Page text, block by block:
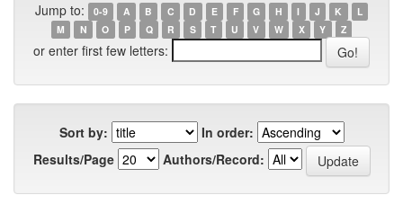
Jump to: 0-9 A B C D E F G H I J K
L
M
N O P Q R S T U V W X Y Z
or enter first few letters:
Sort by:
In order:
Results/Page
Authors/Record: